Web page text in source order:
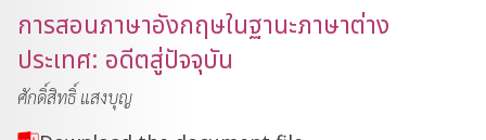
การสอนภาษาอังกฤษในฐานะภาษาต่าง
ประเทศ: อดีตสู่ปัจจุบัน
ศักดิ์สิทธิ์ แสงบุญ